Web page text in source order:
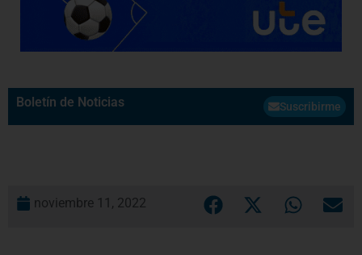
Boletín de Noticias Suscribirme
noviembre 11, 2022